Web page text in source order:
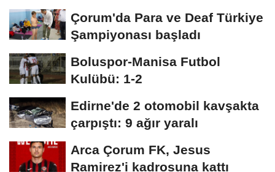
Çorum'da Para ve Deaf Türkiye
Şampiyonası başladı
Boluspor-Manisa Futbol
Kulübü: 1-2
Edirne'de 2 otomobil kavşakta
çarpıştı: 9 ağır yaralı
Arca Çorum FK, Jesus
Ramirez'i kadrosuna kattı